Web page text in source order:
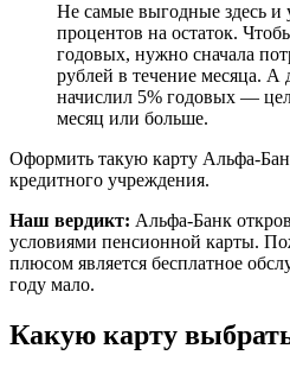
Не самые выгодные здесь и
процентов на остаток.
годовых, нужно сначала
рублей в течение месяца. А
начислил 5% годовых —
месяц или больше.
Оформить такую карту Альфа-
кредитного учреждения.
Наш вердикт: Альфа-Банк
условиями пенсионной карты.
плюсом является бесплатное
году мало.
Какую карту